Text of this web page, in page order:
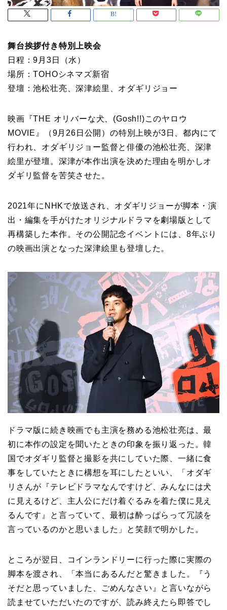
舞台挨拶付き特別上映会
日程：9月3日（水）
場所：TOHOシネマズ新宿
登壇：池松壮亮、深津絵里、オダギリジョー
映画『THE オリバーな犬、(Gosh!!)このヤロウ
MOVIE』（9月26日公開）の特別上映が3日、都内にて
行われ、オダギリジョー監督と俳優の池松壮亮、深津
絵里が登壇。深津が本作出演を決めた理由を明かしオ
ダギリ監督を苦笑させた。
2021年にNHKで放送され、オダギリジョーが脚本・演
出・編集を手がけたオリジナルドラマを劇場版として
再構築した本作。その公開記念イベントには、8年ぶり
の映画出演となった深津絵里も登壇した。
ドラマ版に続き映画でも主演を務める池松壮亮は、最
初に本作の設定を聞いたときの印象を振り返った。韓
国でオダギリ監督と撮影を共にしていた際、一緒に食
事をしていたときに構想を耳にしたといい、「オダギ
リさんが『テレビドラマなんですけど、みんなには犬
に見えるけど、主人公にだけ着ぐるみを着た僕に見え
るんです』と言っていて、最初は酔っぱらって冗談を
言っているのかと思いました」と笑顔で明かした。
ところが翌日、コインランドリーに行った際に実際の
脚本を渡され、「本当にあるんだと驚きました。『う
そだと思っていました、ごめんなさい』と言いながら
読ませていただいたのですが、読み終えたら即答でし